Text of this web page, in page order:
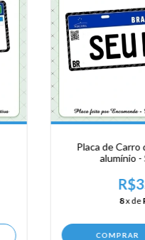
Placa de
alumínio -
8x de